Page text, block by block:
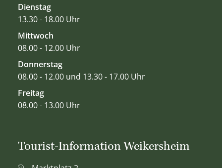
Dienstag
13.30 - 18.00 Uhr
Mittwoch
08.00 - 12.00 Uhr
Donnerstag
08.00 - 12.00 und 13.30 - 17.00 Uhr
Freitag
08.00 - 13.00 Uhr
Tourist-Information Weikersheim